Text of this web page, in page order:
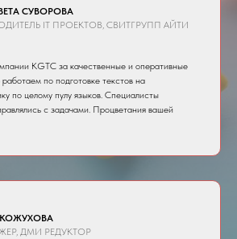
СУВОРОВА
IT ПРОЕКТОВ, СВИТГРУПП АЙТИ
KGTC за качественные и оперативные
по подготовке текстов на
по целому пулу языков. Специалисты
с задачами. Процветания вашей
ДМИ РЕДУКТОР